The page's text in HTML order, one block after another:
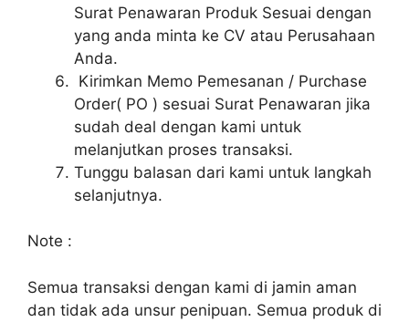
Surat Penawaran Produk Sesuai dengan
yang anda minta ke CV atau Perusahaan
Anda.
Kirimkan Memo Pemesanan / Purchase
Order( PO ) sesuai Surat Penawaran jika
sudah deal dengan kami untuk
melanjutkan proses transaksi.
Tunggu balasan dari kami untuk langkah
selanjutnya.
Note :
Semua transaksi dengan kami di jamin aman
dan tidak ada unsur penipuan. Semua produk di